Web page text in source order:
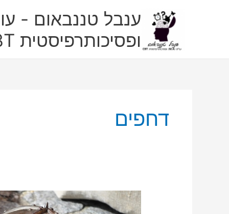
ענבל טננבאום -
ופסיכותרפיסטית CBT
דחפים
לארפ
בראי